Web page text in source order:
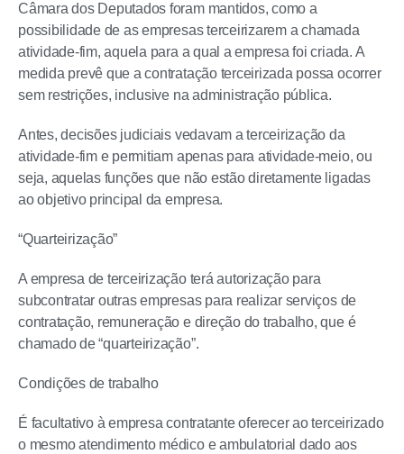
Câmara dos Deputados foram mantidos, como a
possibilidade de as empresas terceirizarem a chamada
atividade-fim, aquela para a qual a empresa foi criada. A
medida prevê que a contratação terceirizada possa ocorrer
sem restrições, inclusive na administração pública.
Antes, decisões judiciais vedavam a terceirização da
atividade-fim e permitiam apenas para atividade-meio, ou
seja, aquelas funções que não estão diretamente ligadas
ao objetivo principal da empresa.
“Quarteirização”
A empresa de terceirização terá autorização para
subcontratar outras empresas para realizar serviços de
contratação, remuneração e direção do trabalho, que é
chamado de “quarteirização”.
Condições de trabalho
É facultativo à empresa contratante oferecer ao terceirizado
o mesmo atendimento médico e ambulatorial dado aos